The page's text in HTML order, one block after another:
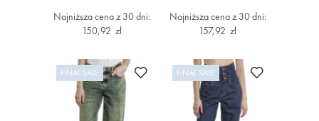
Najniższa cena z 30 dni:
150,92 zł
Najniższa cena z 30 dni:
157,92 zł
FINAL SALE Dodaj do ulubionych
FINAL SALE Dodaj do